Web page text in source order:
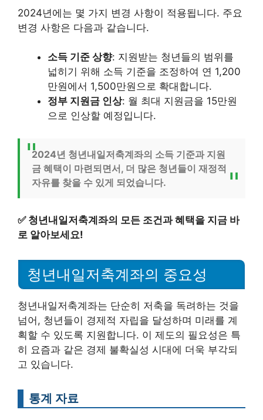
2024년에는 몇 가지 변경 사항이 적용됩니다. 주요
변경 사항은 다음과 같습니다.
소득 기준 상향: 지원받는 청년들의 범위를
넓히기 위해 소득 기준을 조정하여 연 1,200
만원에서 1,500만원으로 확대합니다.
정부 지원금 인상: 월 최대 지원금을 15만원
으로 인상할 예정입니다.
2024년 청년내일저축계좌의 소득 기준과 지원
금 혜택이 마련되면서, 더 많은 청년들이 재정적
자유를 찾을 수 있게 되었습니다.
✅ 청년내일저축계좌의 모든 조건과 혜택을 지금 바
로 알아보세요!
청년내일저축계좌의 중요성
청년내일저축계좌는 단순히 저축을 독려하는 것을
넘어, 청년들이 경제적 자립을 달성하며 미래를 계
획할 수 있도록 지원합니다. 이 제도의 필요성은 특
히 요즘과 같은 경제 불확실성 시대에 더욱 부각되
고 있습니다.
통계 자료